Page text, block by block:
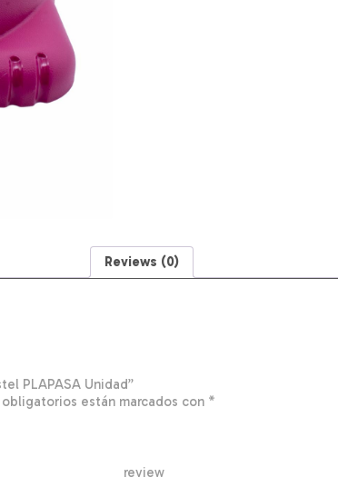
Reviews (0)
PLAPASA Unidad”
están marcados con *